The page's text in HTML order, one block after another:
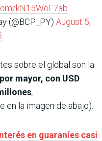
kN15WoE7ab
(@BCP_PY) August 5,
sobre el global son la
mayor, con USD
,
en la imagen de abajo).
en guaraníes casi